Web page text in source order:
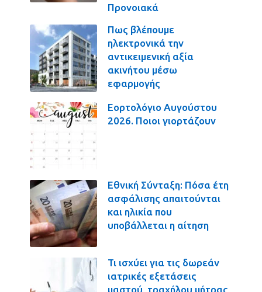
Προνοιακά
Πως βλέπουμε
ηλεκτρονικά την
αντικειμενική αξία
ακινήτου μέσω
εφαρμογής
Εορτολόγιο Αυγούστου
2026. Ποιοι γιορτάζουν
Εθνική Σύνταξη: Πόσα έτη
ασφάλισης απαιτούνται
και ηλικία που
υποβάλλεται η αίτηση
Τι ισχύει για τις δωρεάν
ιατρικές εξετάσεις
μαστού, τραχήλου μήτρας,